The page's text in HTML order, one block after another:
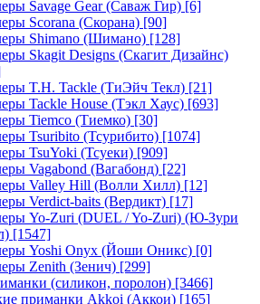
Savage Gear (Саваж Гир) [6]
Scorana (Скорана) [90]
Shimano (Шимано) [128]
Skagit Designs (Скагит Дизайнс)
T.H. Tackle (ТиЭйч Текл) [21]
Tackle House (Тэкл Хаус) [693]
Tiemco (Тиемко) [30]
Tsuribito (Тсурибито) [1074]
TsuYoki (Тсуеки) [909]
Vagabond (Вагабонд) [22]
Valley Hill (Волли Хилл) [12]
Verdict-baits (Вердикт) [17]
Yo-Zuri (DUEL / Yo-Zuri) (Ю-Зури
[1547]
Yoshi Onyx (Йоши Оникс) [0]
Zenith (Зенич) [299]
(силикон, поролон) [3466]
приманки Akkoi (Аккои) [165]